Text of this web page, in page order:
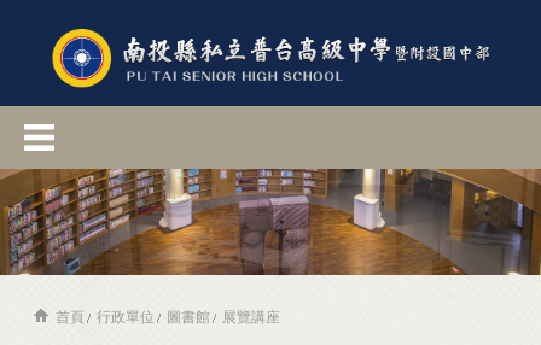
首頁 行政單位 圖書館 展覽講座